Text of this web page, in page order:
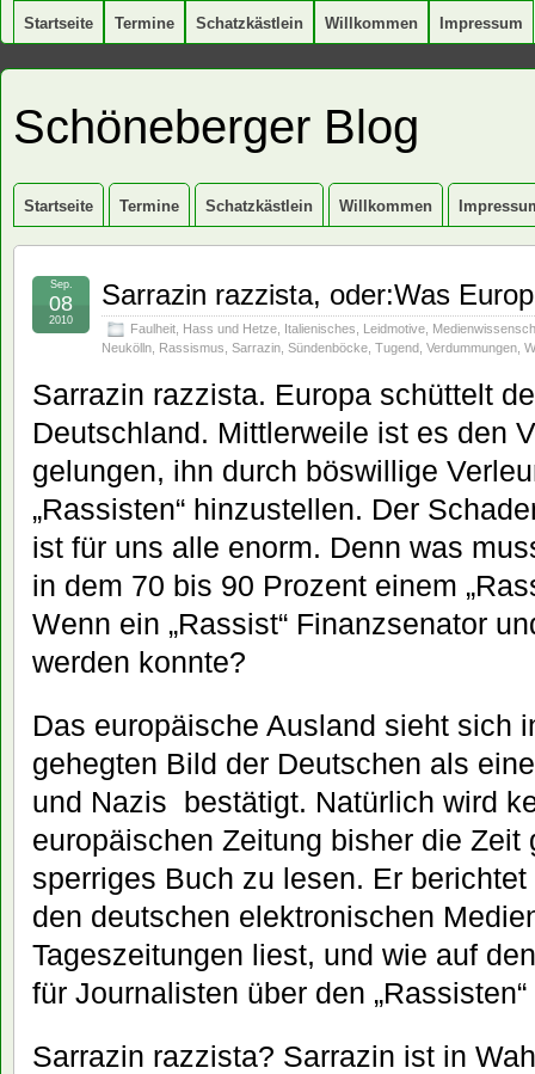
Startseite Termine Schatzkästlein Willkommen Impressum
Schöneberger Blog
Startseite Termine Schatzkästlein Willkommen
Sarrazin razzista, oder:Was
Faulheit Hass und Hetze Italienisches Leidmotive
Neukölln Rassismus Sarrazin Sündenböcke Tugend Verdummungen
Sep.
08
2010
Sarrazin razzista. Europa schüttelt
Deutschland. Mittlerweile ist es den
gelungen, ihn durch böswillige
„Rassisten“ hinzustellen. Der
ist für uns alle enorm. Denn was
in dem 70 bis 90 Prozent einem
Wenn ein „Rassist“ Finanzsenator
werden konnte?
Das europäische Ausland sieht sich
gehegten Bild der Deutschen als
und Nazis bestätigt. Natürlich wird
europäischen Zeitung bisher die Zeit
sperriges Buch zu lesen. Er
den deutschen elektronischen
Tageszeitungen liest, und wie auf
für Journalisten über den
Sarrazin razzista? Sarrazin ist in